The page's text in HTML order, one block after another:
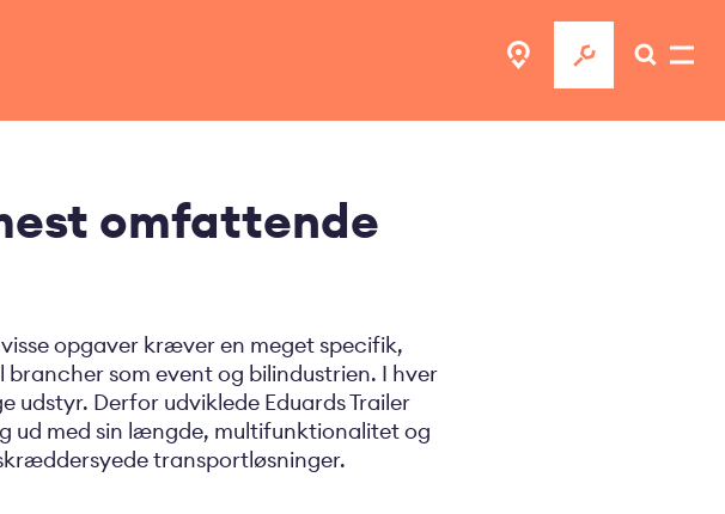
omfattende
opgaver kræver en meget specifik,
som event og bilindustrien. I hver
Derfor udviklede Eduards Trailer
ud med sin længde, multifunktionalitet og
transportløsninger.